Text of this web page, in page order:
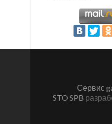
Сервис
STO SPB